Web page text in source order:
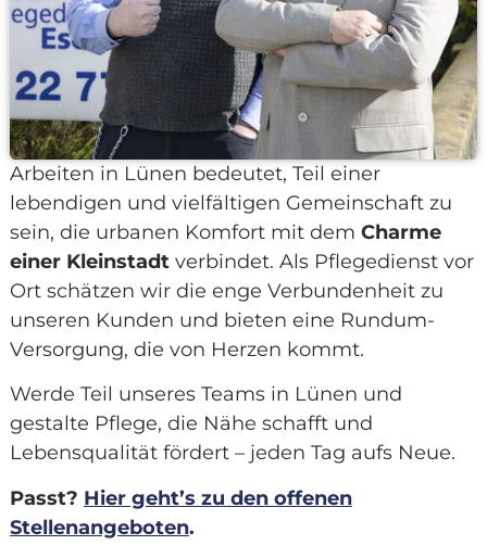
Arbeiten in Lünen bedeutet, Teil einer
lebendigen und vielfältigen Gemeinschaft zu
sein, die urbanen Komfort mit dem Charme
einer Kleinstadtverbindet. Als Pflegedienst vor
Ort schätzen wir die enge Verbundenheit zu
unseren Kunden und bieten eine Rundum-
Versorgung, die von Herzen kommt.
Werde Teil unseres Teams in Lünen und
gestalte Pflege, die Nähe schafft und
Lebensqualität fördert – jeden Tag aufs Neue.
Passt? Hier geht’s zu den offenen
Stellenangeboten.